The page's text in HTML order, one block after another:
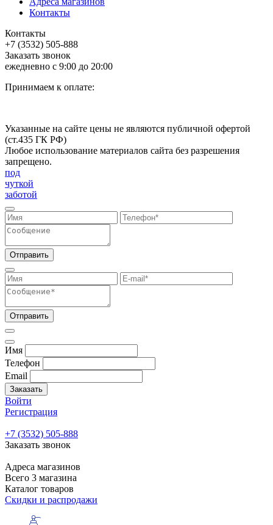
Контакты
Контакты
+7 (3532) 505-888
Заказать звонок
ежедневно с 9:00 до 20:00
Принимаем к оплате:
Указанные на сайте цены не являются публичной офертой
(ст.435 ГК РФ)
Любое использование материалов сайта без разрешения
запрещено.
под
чуткой
заботой
Отправить
Отправить
Имя
Телефон
Email
Заказать
Войти
Регистрация
+7 (3532) 505-888
Заказать звонок
Адреса магазинов
Всего 3 магазина
Каталог товаров
Скидки и распродажи